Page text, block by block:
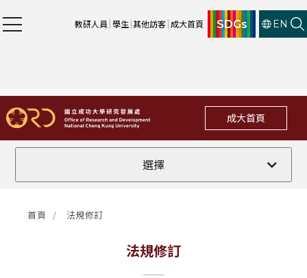
教研人員 學生 其他訪客 成大首頁 SDGs EN
成大首頁
選擇
全部
法規修訂
首頁 法規修訂
法規修訂